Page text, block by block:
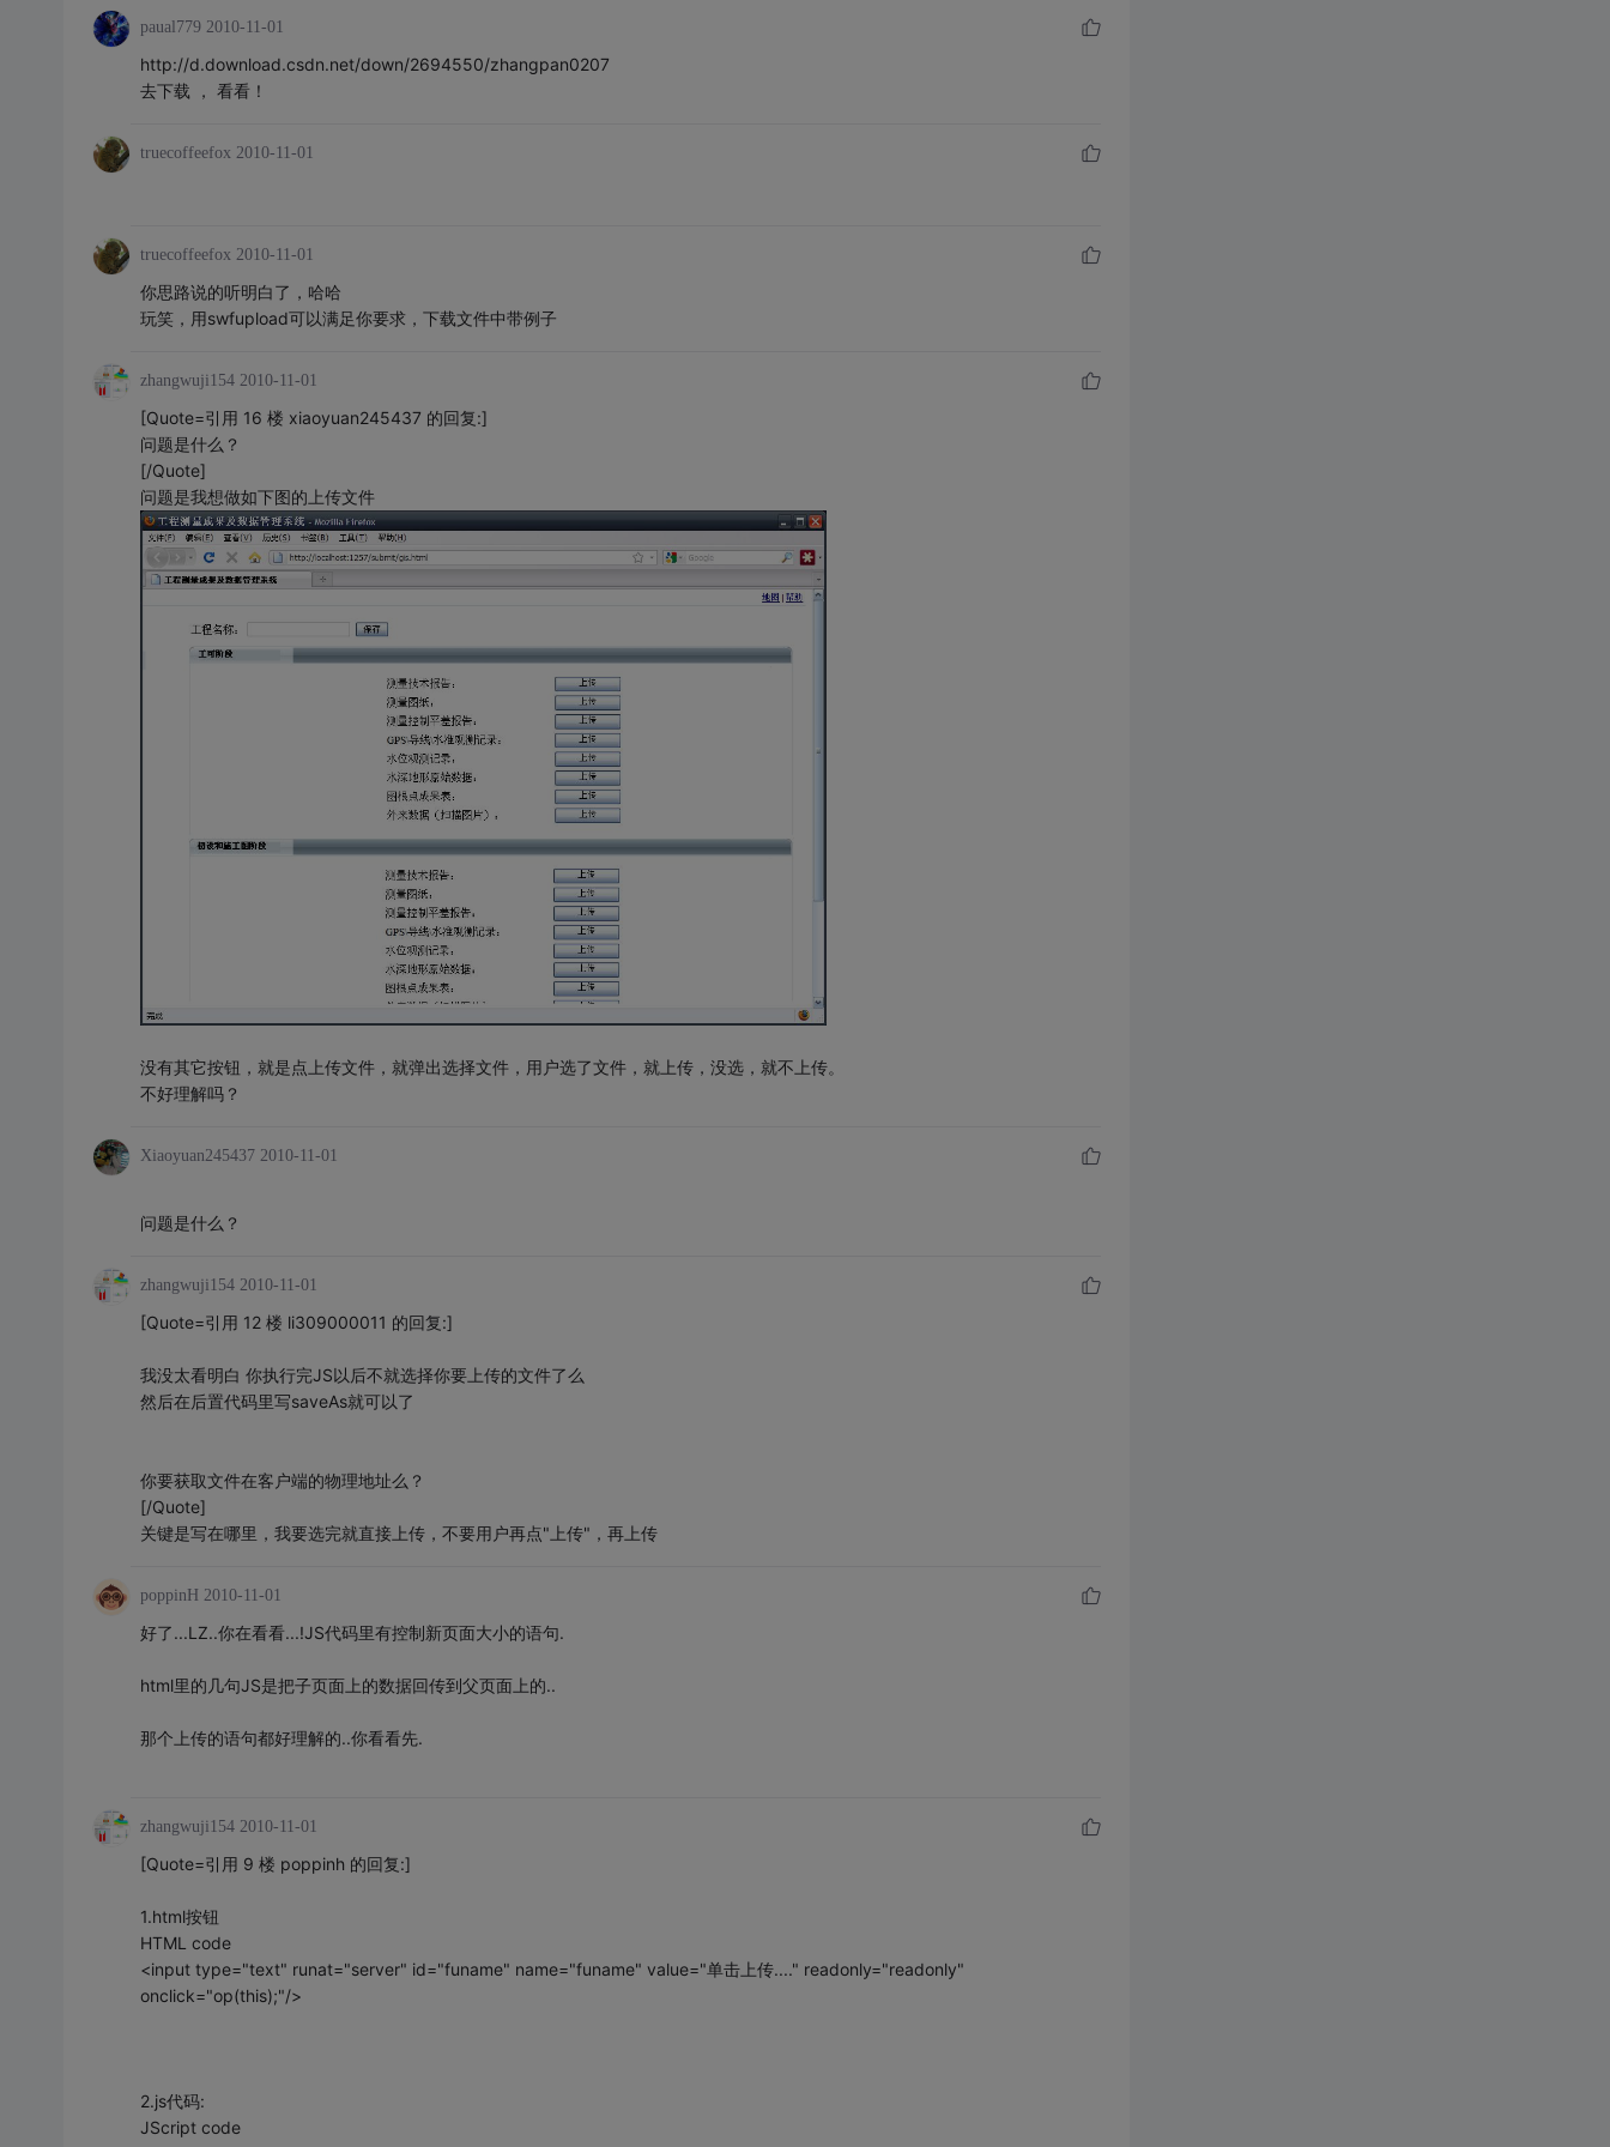
paual779 2010-11-01
http://d.download.csdn.net/down/2694550/zhangpan0207
去下载 ， 看看！
truecoffeefox 2010-11-01
truecoffeefox 2010-11-01
你思路说的听明白了，哈哈
玩笑，用swfupload可以满足你要求，下载文件中带例子
zhangwuji154 2010-11-01
[Quote=引用 16 楼 xiaoyuan245437 的回复:]
问题是什么？
[/Quote]
问题是我想做如下图的上传文件
没有其它按钮，就是点上传文件，就弹出选择文件，用户选了文件，就上传，没选，就不上传。
不好理解吗？
Xiaoyuan245437 2010-11-01
问题是什么？
zhangwuji154 2010-11-01
[Quote=引用 12 楼 li309000011 的回复:]
我没太看明白 你执行完JS以后不就选择你要上传的文件了么
然后在后置代码里写saveAs就可以了
你要获取文件在客户端的物理地址么？
[/Quote]
关键是写在哪里，我要选完就直接上传，不要用户再点"上传"，再上传
poppinH 2010-11-01
好了...LZ..你在看看...!JS代码里有控制新页面大小的语句.
html里的几句JS是把子页面上的数据回传到父页面上的..
那个上传的语句都好理解的..你看看先.
zhangwuji154 2010-11-01
[Quote=引用 9 楼 poppinh 的回复:]
1.html按钮
HTML code
<input type="text" runat="server" id="funame" name="funame" value="单击上传...." readonly="readonly"
onclick="op(this);"/>
2.js代码:
JScript code